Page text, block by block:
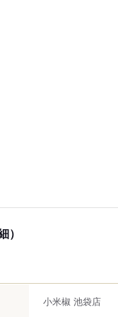
）
小米椒 池袋店